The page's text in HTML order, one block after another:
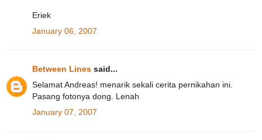
Eriek
January 06, 2007
Between Lines said...
Selamat Andreas! menarik sekali cerita pernikahan ini.
Pasang fotonya dong. Lenah
January 07, 2007